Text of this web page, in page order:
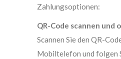
Zahlungsoptionen:
QR-Code scannen und
Scannen Sie den QR-
Mobiltelefon und folgen